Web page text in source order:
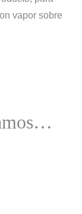
vapor sobre